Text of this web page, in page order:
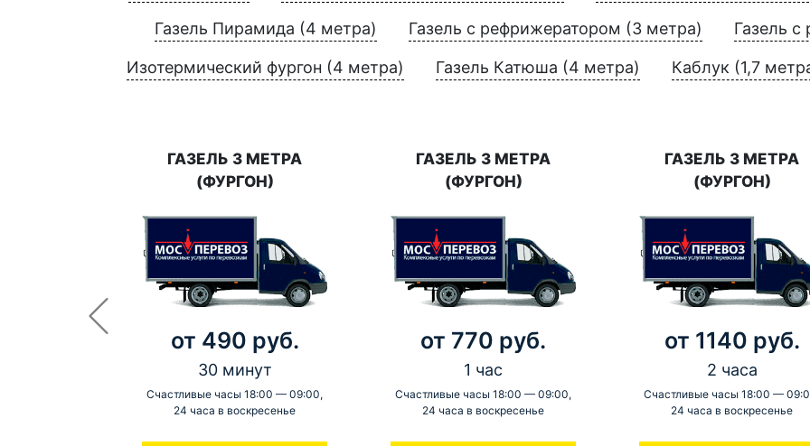
Газель Пирамида (4 метра) Газель с рефрижератором (3 метра) Газель
Изотермический фургон (4 метра) Газель Катюша (4 метра) Каблук (1,7
ГАЗЕЛЬ 3 МЕТРА
(ФУРГОН)
от 490 руб.
30 минут
Счастливые часы 18:00 — 09:00,
24 часа в воскресенье
-
ГАЗЕЛЬ 3 МЕТРА
(ФУРГОН)
от 770 руб.
1 час
Счастливые часы 18:00 — 09:00,
24 часа в воскресенье
-
ГАЗЕЛЬ 3 МЕТРА
(ФУРГОН)
от 1140 руб.
2 часа
Счастливые часы 18:00 —
24 часа в воскресенье
-